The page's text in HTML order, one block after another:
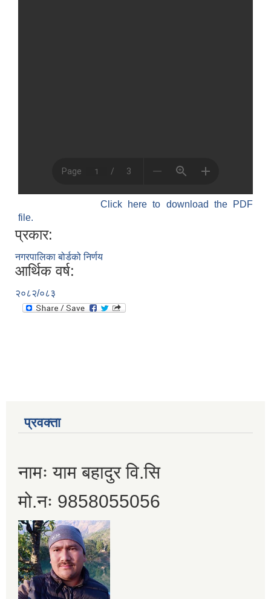
Click here to download the PDF
file.
प्रकार:
नगरपालिका बोर्डको निर्णय
आर्थिक वर्ष:
२०८२/०८३
प्रवक्ता
नामः याम बहादुर वि.सि
मो.नः 9858055056